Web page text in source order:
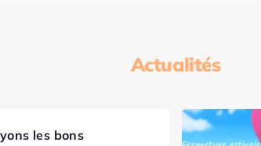
Actualités
les bons